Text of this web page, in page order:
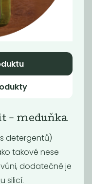
Tierra Verde...
/ Kg
gel
ruce
- meduňka
detergentů)
takové nese
dodatečně je
silicí.